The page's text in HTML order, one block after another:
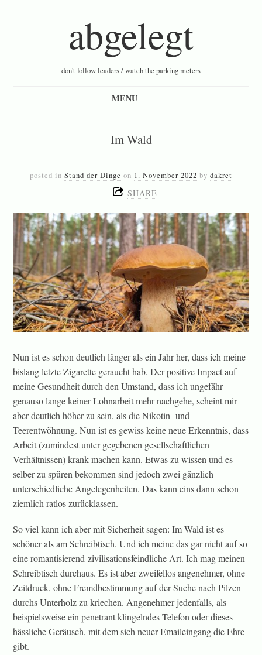
abgelegt
don't follow leaders / watch the parking meters
Im Wald
posted in Stand der Dinge on 1. November 2022 by dakret
SHARE
Nun ist es schon deutlich länger als ein Jahr her, dass ich meine
bislang letzte Zigarette geraucht hab. Der positive Impact auf
meine Gesundheit durch den Umstand, dass ich ungefähr
genauso lange keiner Lohnarbeit mehr nachgehe, scheint mir
aber deutlich höher zu sein, als die Nikotin- und
Teerentwöhnung. Nun ist es gewiss keine neue Erkenntnis, dass
Arbeit (zumindest unter gegebenen gesellschaftlichen
Verhältnissen) krank machen kann. Etwas zu wissen und es
selber zu spüren bekommen sind jedoch zwei gänzlich
unterschiedliche Angelegenheiten. Das kann eins dann schon
ziemlich ratlos zurücklassen.
So viel kann ich aber mit Sicherheit sagen: Im Wald ist es
schöner als am Schreibtisch. Und ich meine das gar nicht auf so
eine romantisierend-zivilisationsfeindliche Art. Ich mag meinen
Schreibtisch durchaus. Es ist aber zweifellos angenehmer, ohne
Zeitdruck, ohne Fremdbestimmung auf der Suche nach Pilzen
durchs Unterholz zu kriechen. Angenehmer jedenfalls, als
beispielsweise ein penetrant klingelndes Telefon oder dieses
hässliche Geräusch, mit dem sich neuer Emaileingang die Ehre
gibt.